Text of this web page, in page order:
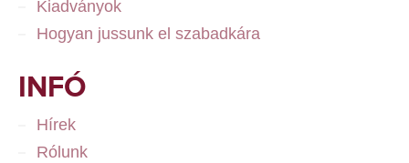
Kiadványok
Hogyan jussunk el szabadkára
INFÓ
Hírek
Rólunk